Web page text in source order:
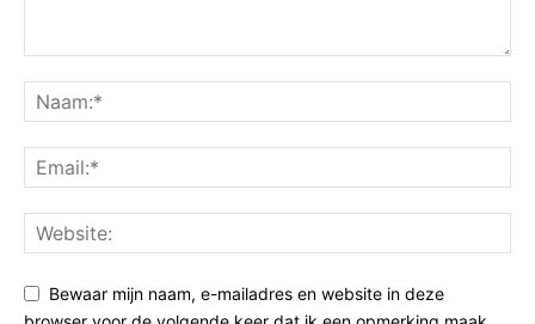
Bewaar mijn naam, e-mailadres en website in deze